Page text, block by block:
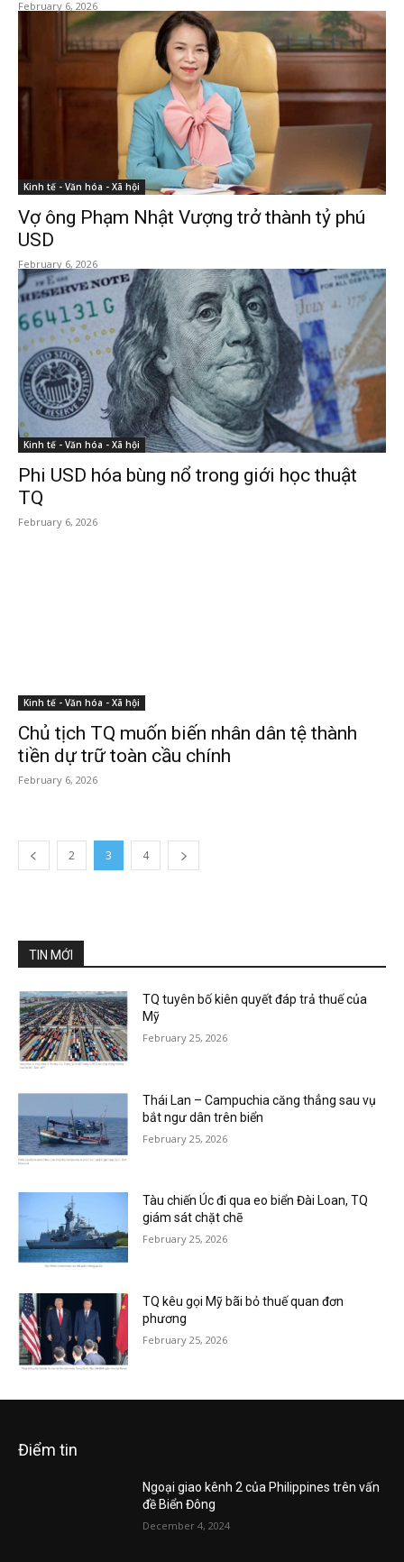
February 6, 2026
Kinh tế - Văn hóa - Xã hội
Vợ ông Phạm Nhật Vượng trở thành tỷ phú
USD
February 6, 2026
Kinh tế - Văn hóa - Xã hội
Phi USD hóa bùng nổ trong giới học thuật
TQ
February 6, 2026
Kinh tế - Văn hóa - Xã hội
Chủ tịch TQ muốn biến nhân dân tệ thành
tiền dự trữ toàn cầu chính
February 6, 2026
2 3 4
TIN MỚI
TQ tuyên bố kiên quyết đáp trả thuế của
Mỹ
February 25, 2026
Thái Lan – Campuchia căng thẳng sau vụ
bắt ngư dân trên biển
February 25, 2026
Tàu chiến Úc đi qua eo biển Đài Loan, TQ
giám sát chặt chẽ
February 25, 2026
TQ kêu gọi Mỹ bãi bỏ thuế quan đơn
phương
February 25, 2026
Điểm tin
Ngoại giao kênh 2 của Philippines trên vấn
đề Biển Đông
December 4, 2024